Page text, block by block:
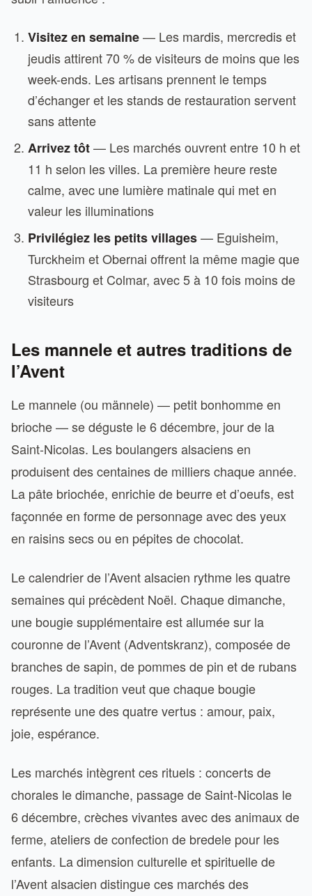
Visitez en semaine— Les mardis, mercredis et
jeudis attirent 70 % de visiteurs de moins que les
week-ends. Les artisans prennent le temps
d’échanger et les stands de restauration servent
sans attente
Arrivez tôt— Les marchés ouvrent entre 10 h et
11 h selon les villes. La première heure reste
calme, avec une lumière matinale qui met en
valeur les illuminations
Privilégiez les petits villages— Eguisheim,
Turckheim et Obernai offrent la même magie que
Strasbourg et Colmar, avec 5 à 10 fois moins de
visiteurs
Les mannele et autres traditions de
l’Avent
Le mannele (ou männele) — petit bonhomme en
brioche — se déguste le 6 décembre, jour de la
Saint-Nicolas. Les boulangers alsaciens en
produisent des centaines de milliers chaque année.
La pâte briochée, enrichie de beurre et d’oeufs, est
façonnée en forme de personnage avec des yeux
en raisins secs ou en pépites de chocolat.
Le calendrier de l’Avent alsacien rythme les quatre
semaines qui précèdent Noël. Chaque dimanche,
une bougie supplémentaire est allumée sur la
couronne de l’Avent (Adventskranz), composée de
branches de sapin, de pommes de pin et de rubans
rouges. La tradition veut que chaque bougie
représente une des quatre vertus : amour, paix,
joie, espérance.
Les marchés intègrent ces rituels : concerts de
chorales le dimanche, passage de Saint-Nicolas le
6 décembre, crèches vivantes avec des animaux de
ferme, ateliers de confection de bredele pour les
enfants. La dimension culturelle et spirituelle de
l’Avent alsacien distingue ces marchés des